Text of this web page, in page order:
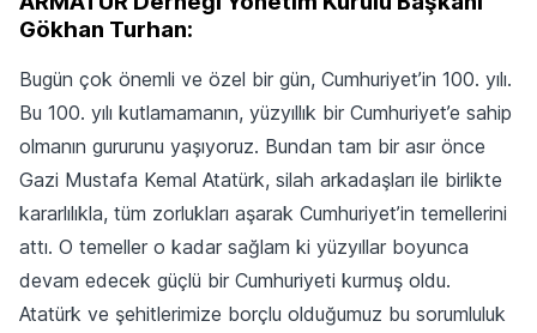
Gökhan Turhan:
Bugün çok önemli ve özel bir gün, Cumhuriyet’in 100. yılı.
Bu 100. yılı kutlamamanın, yüzyıllık bir Cumhuriyet’e sahip
olmanın gururunu yaşıyoruz. Bundan tam bir asır önce
Gazi Mustafa Kemal Atatürk, silah arkadaşları ile birlikte
kararlılıkla, tüm zorlukları aşarak Cumhuriyet’in temellerini
attı. O temeller o kadar sağlam ki yüzyıllar boyunca
devam edecek güçlü bir Cumhuriyeti kurmuş oldu.
Atatürk ve şehitlerimize borçlu olduğumuz bu sorumluluk